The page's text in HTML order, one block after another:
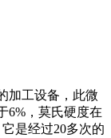
加工设备，此微
6%，莫氏硬度在
是经过20多次的